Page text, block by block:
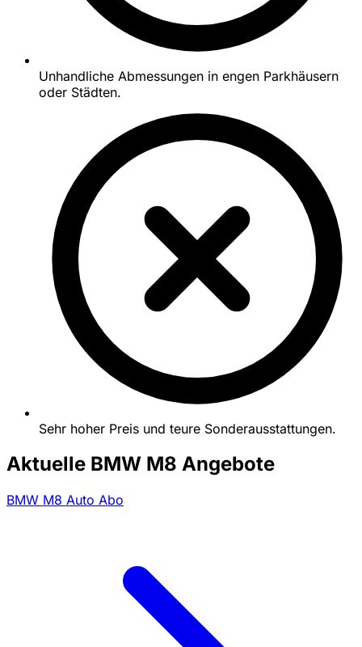
Unhandliche Abmessungen in engen Parkhäusern
oder Städten.
Sehr hoher Preis und teure Sonderausstattungen.
Aktuelle BMW M8 Angebote
BMW M8 Auto Abo